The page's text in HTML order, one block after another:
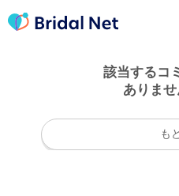
該当するコ
ありま
も